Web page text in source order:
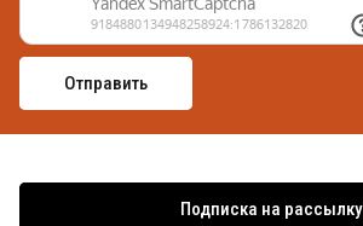
Подписка на рассылку